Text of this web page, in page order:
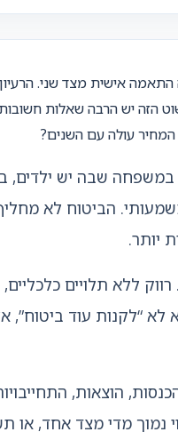
אישית מצד שני.
הזה יש הרבה שאלות
עולה עם השנים?
שבה יש ילדים,
הביטוח לא
יותר.
ללא תלויים
“לקנות עוד ביטוח”,
הוצאות,
נמוך מדי מצד אחד, או